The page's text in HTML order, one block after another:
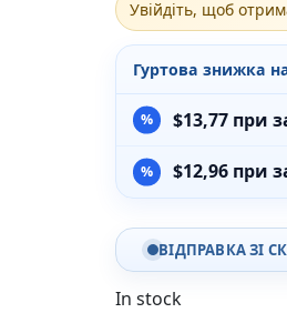
На
Книги для
Сучасна
Проза
Поезія та
Детективи
Увійдіть, щоб
Гуртова знижка
$13,77при
$12,96при
ВІДПРАВКА ЗІ
In stock